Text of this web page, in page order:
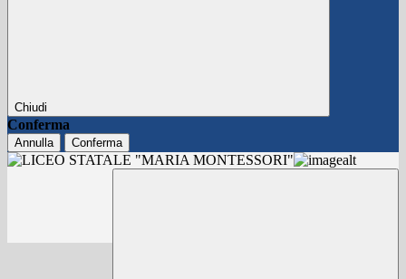
Chiudi
Conferma
Annulla Conferma